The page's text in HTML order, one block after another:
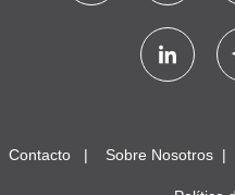
Contacto Sobre Nosotros